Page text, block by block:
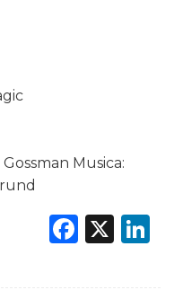
Musica:
X